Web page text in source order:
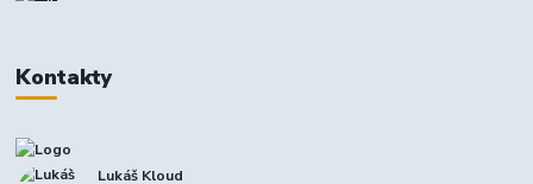
Kontakty
Lukáš Kloud